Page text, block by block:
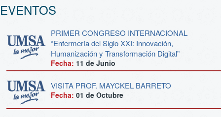
EVENTOS
PRIMER CONGRESO INTERNACIONAL
“Enfermería del Siglo XXI: Innovación,
Humanización y Transformación Digital”
Fecha: 11 de Junio
VISITA PROF. MAYCKEL BARRETO
Fecha: 01 de Octubre